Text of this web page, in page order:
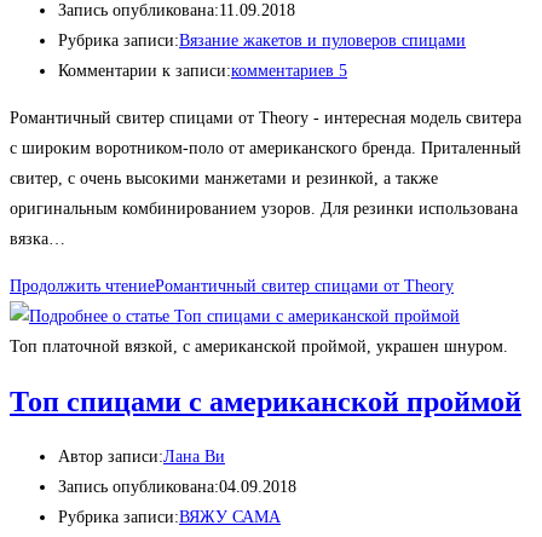
Запись опубликована:11.09.2018
Рубрика записи:Вязание жакетов и пуловеров спицами
Комментарии к записи:комментариев 5
Романтичный свитер спицами от Theory - интересная модель свитера
с широким воротником-поло от американского бренда. Приталенный
свитер, с очень высокими манжетами и резинкой, а также
оригинальным комбинированием узоров. Для резинки использована
вязка…
Продолжить чтениеРомантичный свитер спицами от Theory
Топ платочной вязкой, с американской проймой, украшен шнуром.
Топ спицами с американской проймой
Автор записи:Лана Ви
Запись опубликована:04.09.2018
Рубрика записи:ВЯЖУ САМА